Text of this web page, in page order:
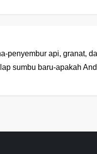
penyembur api, granat,
sumbu baru-apakah